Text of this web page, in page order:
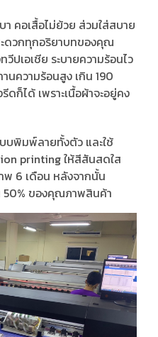
า คอเสื้อไม่ย้วย ส่วมใส่สบาย
ดวกทุกอริยาบทของคุณ
ปเอเชีย ระบายความร้อนไว
นความร้อนสูง เกิน 190
ดก็ได้ เพราะเนื้อผ้าจะอยู่คง
บพิมพ์ลายทั้งตัว และใช้
printing ให้สีสันสดใส
พ 6 เดือน หลังจากนั้น
ของคุณภาพสินค้า